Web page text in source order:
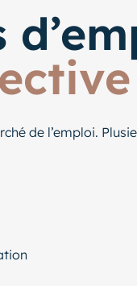
de l’emploi.